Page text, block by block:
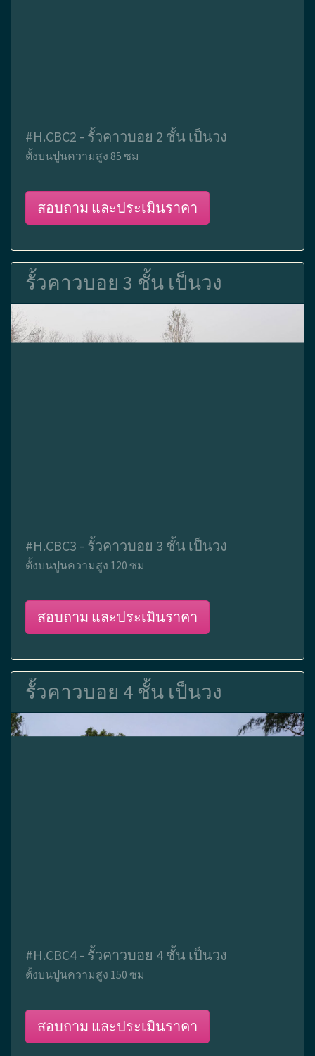
#H.CBC2 - รั้วคาวบอย 2 ชั้น เป็นวง
ตั้งบนปูนความสูง 85 ซม
สอบถาม และประเมินราคา
รั้วคาวบอย 3 ชั้น เป็นวง
#H.CBC3 - รั้วคาวบอย 3 ชั้น เป็นวง
ตั้งบนปูนความสูง 120 ซม
สอบถาม และประเมินราคา
รั้วคาวบอย 4 ชั้น เป็นวง
#H.CBC4 - รั้วคาวบอย 4 ชั้น เป็นวง
ตั้งบนปูนความสูง 150 ซม
สอบถาม และประเมินราคา